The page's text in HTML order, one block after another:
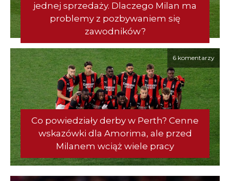
jednej sprzedaży. Dlaczego Milan ma
problemy z pozbywaniem się
zawodników?
6 komentarzy
Co powiedziały derby w Perth? Cenne
wskazówki dla Amorima, ale przed
Milanem wciąż wiele pracy